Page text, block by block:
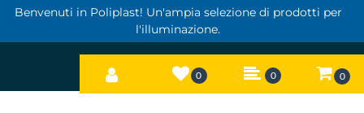
Benvenuti in Poliplast! Un'ampia selezione di prodotti per
l'illuminazione.
0 0 0